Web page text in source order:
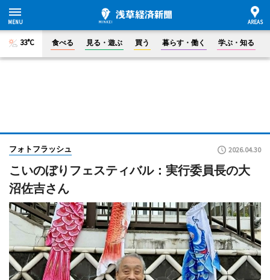
33°C 食べる 見る・遊ぶ 買う 暮らす・働く 学ぶ・知る
フォトフラッシュ 2026.04.30
こいのぼりフェスティバル：実行委員長の大
沼佐吉さん